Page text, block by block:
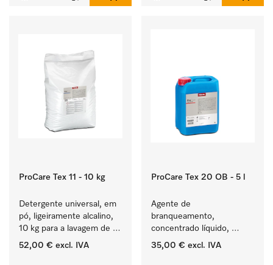
ProCare Tex 11 - 10 kg
Detergente universal, em
pó, ligeiramente alcalino,
10 kg para a lavagem de
têxteis brancos e de
52,00 € excl. IVA
ProCare Tex 20 OB - 5 l
Agente de
branqueamento,
concentrado líquido,
ácido, 5 l para a remoção
35,00 € excl. IVA